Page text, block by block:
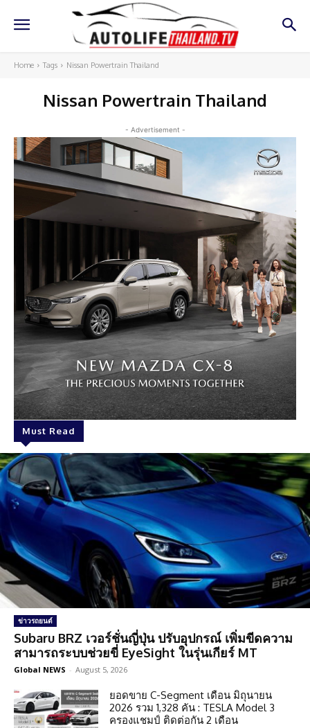
Home Tags Nissan Powertrain Thailand
Nissan Powertrain Thailand
- Advertisement -
Must Read
ข่าวรถยนต์
Subaru BRZ เวอร์ชั่นญี่ปุ่น ปรับอุปกรณ์ เพิ่มขีดความ
สามารถระบบช่วยขี่ EyeSight ในรุ่นเกียร์ MT
Global NEWS - August 5, 2026
ยอดขาย C-Segment เดือน มิถุนายน
2026 รวม 1,328 คัน : TESLA Model 3
ครองแชมป์ ติดต่อกัน 2 เดือน